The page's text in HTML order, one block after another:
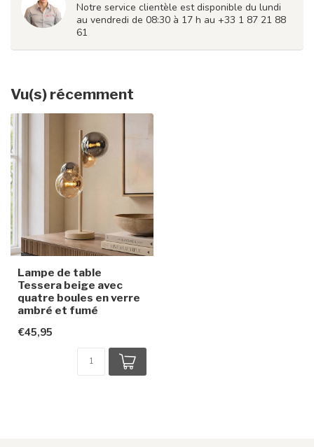
Notre service clientèle est disponible du lundi
au vendredi de 08:30 à 17 h au +33 1 87 21 88
61
Vu(s) récemment
Lampe de table
Tessera beige avec
quatre boules en verre
ambré et fumé
€45,95